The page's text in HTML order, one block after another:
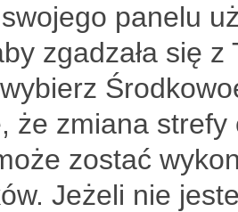
panelu
zgadzała się
że zmiana
zostać
Jeżeli nie